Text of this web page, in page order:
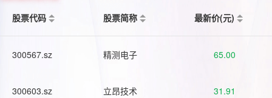
股票代码
股票简称 最新价(元)
300567.sz 精测电子 65.00
300603.sz 立昂技术 31.91